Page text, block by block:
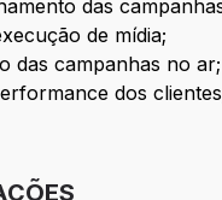
das
de mídia;
das campanhas no ar;
dos